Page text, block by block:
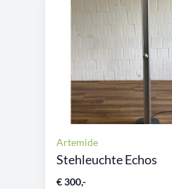
Artemide
Stehleuchte Echos
€ 300,-